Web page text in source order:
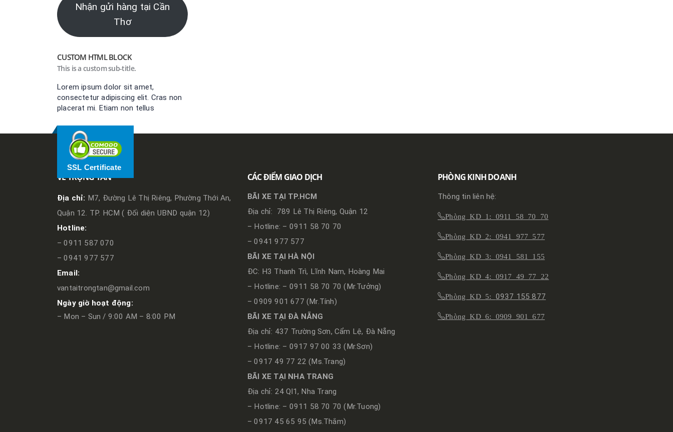
Nhận gửi hàng tại Cần
Thơ
CUSTOM HTML BLOCK
This is a custom sub-title.
Lorem ipsum dolor sit amet,
consectetur adipiscing elit. Cras non
placerat mi. Etiam non tellus
SSL Certificate
VỀ TRỌNG TẤN
Địa chỉ: M7, Đường Lê Thị Riêng, Phường Thới An,
Quận 12. TP. HCM ( Đối diện UBND quận 12)
Hotline:
– 0911 587 070
– 0941 977 577
Email:
vantaitrongtan@gmail.com
Ngày giờ hoạt động:
– Mon – Sun / 9:00 AM – 8:00 PM
CÁC ĐIỂM GIAO DỊCH
BÃI XE TẠI TP.HCM
Địa chỉ: 789 Lê Thị Riêng, Quận 12
– Hotline: – 0911 58 70 70
– 0941 977 577
BÃI XE TẠI HÀ NỘI
ĐC: H3 Thanh Trì, Lĩnh Nam, Hoàng Mai
– Hotline: – 0911 58 70 70 (Mr.Tưởng)
– 0909 901 677 (Mr.Tính)
BÃI XE TẠI ĐÀ NẴNG
Địa chỉ: 437 Trường Sơn, Cẩm Lệ, Đà Nẵng
– Hotline: – 0917 97 00 33 (Mr.Sơn)
– 0917 49 77 22 (Ms.Trang)
BÃI XE TẠI NHA TRANG
Địa chỉ: 24 Ql1, Nha Trang
– Hotline: – 0911 58 70 70 (Mr.Tuong)
– 0917 45 65 95 (Ms.Thắm)
PHÒNG KINH DOANH
Thông tin liên hệ:
Phòng KD 1: 0911 58 70 70
Phòng KD 2: 0941 977 577
Phòng KD 3: 0941 581 155
Phòng KD 4: 0917 49 77 22
Phòng KD 5: 0937 155 877
Phòng KD 6: 0909 901 677